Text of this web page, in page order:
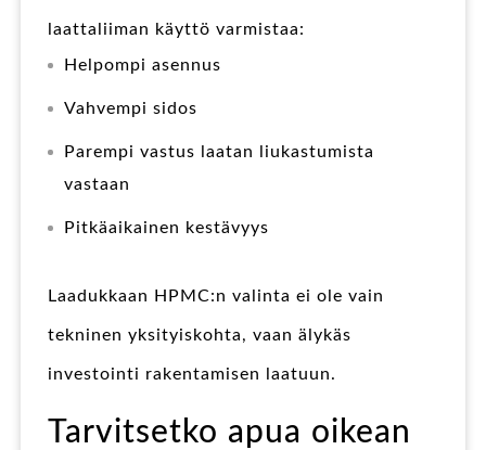
laattaliiman käyttö varmistaa:
Helpompi asennus
Vahvempi sidos
Parempi vastus laatan liukastumista
vastaan
Pitkäaikainen kestävyys
Laadukkaan HPMC:n valinta ei ole vain
tekninen yksityiskohta, vaan älykäs
investointi rakentamisen laatuun.
Tarvitsetko apua oikean